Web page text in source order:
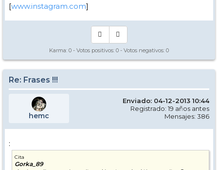
[www.instagram.com]
Karma: 0 - Votos positivos: 0 - Votos negativos: 0
Re: Frases !!!
hemc
Enviado: 04-12-2013 10:44
Registrado: 19 años antes
Mensajes: 386
:
Cita
Gorka_89